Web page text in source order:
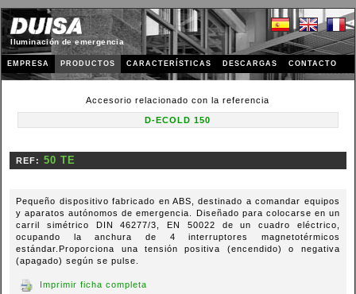
Iluminación de emergencia
EMPRESA PRODUCTOS CARACTERÍSTICAS DESCARGAS CONTACTO
Accesorio relacionado con la referencia
D-ECOLD 150
REF:
Pequeño dispositivo fabricado en ABS, destinado a comandar equipos
y aparatos autónomos de emergencia. Diseñado para colocarse en un
carril simétrico DIN 46277/3, EN 50022 de un cuadro eléctrico,
ocupando la anchura de 4 interruptores magnetotérmicos
estándar.Proporciona una tensión positiva (encendido) o negativa
(apagado) según se pulse.
Imprimir ficha completa